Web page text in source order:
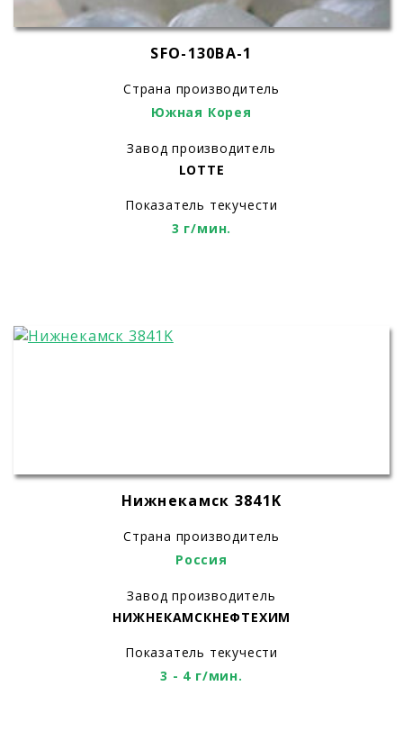
SFO-130BA-1
Страна производитель
Южная Корея
Завод производитель
LOTTE
Показатель текучести
3 г/мин.
Нижнекамск 3841K
Страна производитель
Россия
Завод производитель
НИЖНЕКАМСКНЕФТЕХИМ
Показатель текучести
3 - 4 г/мин.